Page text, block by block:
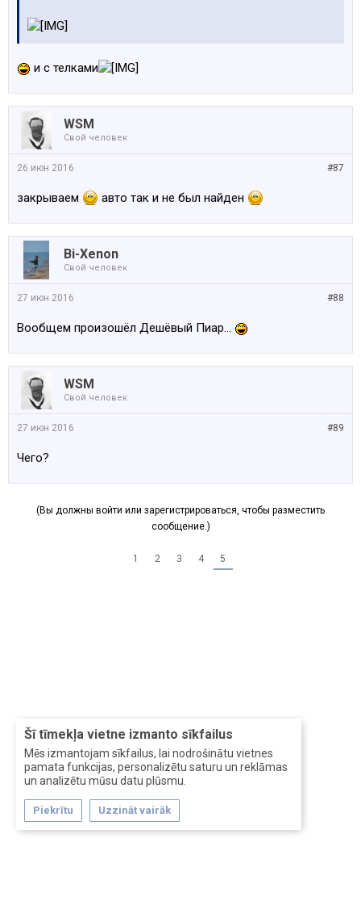
Šī tīmekļa vietne izmanto sīkfailus
Mēs izmantojam sīkfailus, lai nodrošinātu vietnes
pamata funkcijas, personalizētu saturu un reklāmas
un analizētu mūsu datu plūsmu.
Piekrītu Uzzināt vairāk
и с телками
WSM
Свой человек
#87
26 июн 2016
закрываем авто так и не был найден
Bi-Xenon
Свой человек
#88
27 июн 2016
Вообщем произошёл Дешёвый Пиар...
WSM
Свой человек
#89
27 июн 2016
Чего?
(Вы должны войти или зарегистрироваться, чтобы разместить
сообщение.)
1 2 3 4 5